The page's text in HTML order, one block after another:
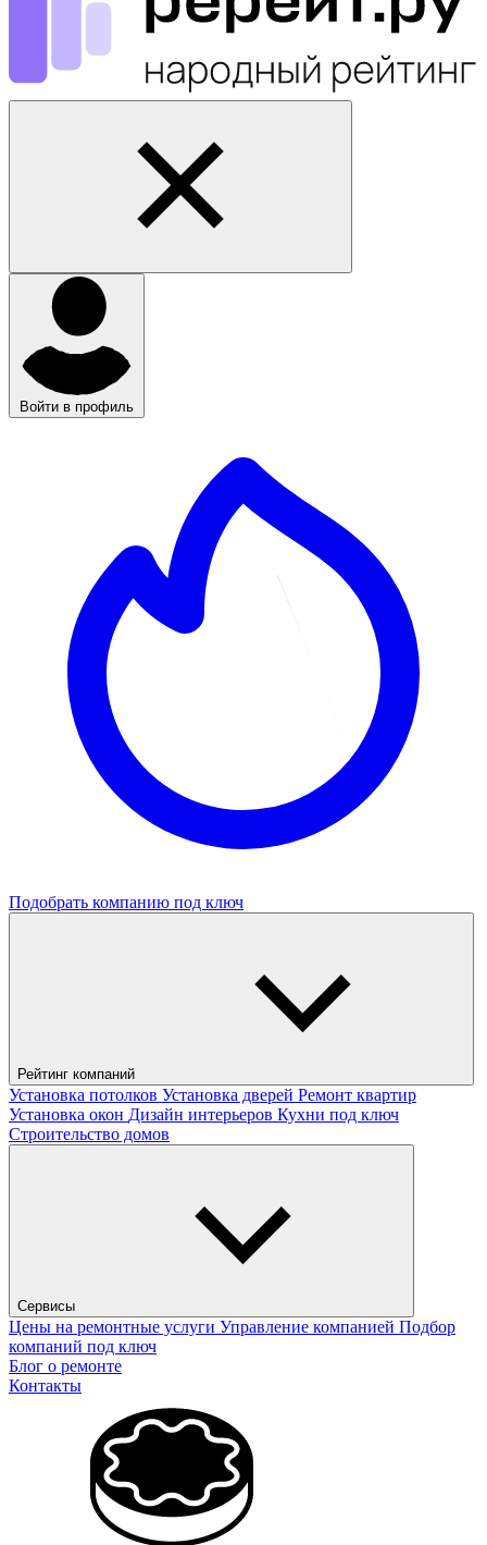
Войти в профиль
Подобрать компанию под ключ
Рейтинг компаний
Установка потолков Установка дверей Ремонт квартир
Установка окон Дизайн интерьеров Кухни под ключ
Строительство домов
Сервисы
Цены на ремонтные услуги Управление компанией Подбор
компаний под ключ
Блог о ремонте
Контакты